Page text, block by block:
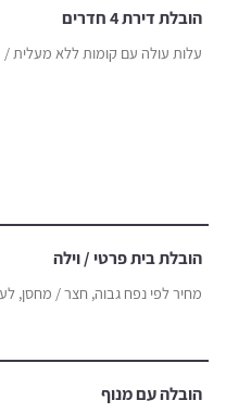
הובלת דירת 4 חדרים
עלות עולה עם קומות ללא מעלית
הובלת בית פרטי / וילה
מחיר לפי נפח גבוה, חצר / מחסן,
הובלה עם מנוף